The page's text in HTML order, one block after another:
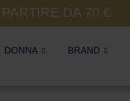
DA 70 €
DONNA BRAND